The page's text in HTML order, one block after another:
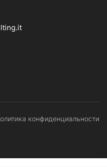
конфиденциальности